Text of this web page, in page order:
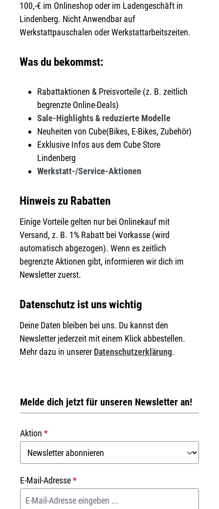
100,-€ im Onlineshop oder im Ladengeschäft in
Lindenberg. Nicht Anwendbar auf
Werkstattpauschalen oder Werkstattarbeitszeiten.
Was du bekommst:
Rabattaktionen & Preisvorteile (z. B. zeitlich
begrenzte Online-Deals)
Sale-Highlights & reduzierte Modelle
Neuheiten von Cube(Bikes, E-Bikes, Zubehör)
Exklusive Infos aus dem Cube Store
Lindenberg
Werkstatt-/Service-Aktionen
Hinweis zu Rabatten
Einige Vorteile gelten nur bei Onlinekauf mit
Versand, z. B. 1% Rabatt bei Vorkasse (wird
automatisch abgezogen). Wenn es zeitlich
begrenzte Aktionen gibt, informieren wir dich im
Newsletter zuerst.
Datenschutz ist uns wichtig
Deine Daten bleiben bei uns. Du kannst den
Newsletter jederzeit mit einem Klick abbestellen.
Mehr dazu in unserer Datenschutzerklärung.
Melde dich jetzt für unseren Newsletter an!
Aktion *
E-Mail-Adresse*